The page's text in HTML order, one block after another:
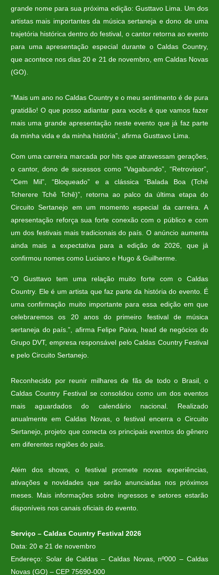
grande nome para sua próxima edição: Gusttavo Lima. Um dos
artistas mais importantes da música sertaneja e dono de uma
trajetória histórica dentro do festival, o cantor retorna ao evento
para uma apresentação especial durante o Caldas Country,
que acontece nos dias 20 e 21 de novembro, em Caldas Novas
(GO).
“Mais um ano no Caldas Country e o meu sentimento é de pura
gratidão! O que posso adiantar para vocês é que vamos fazer
mais uma grande apresentação neste evento que já faz parte
da minha vida e da minha história”, afirma Gusttavo Lima.
Com uma carreira marcada por hits que atravessam gerações,
o cantor, dono de sucessos como “Vagabundo”, “Retrovisor”,
“Cem Mil”, “Bloqueado” e a clássica “Balada Boa (Tchê
Tcherere Tchê Tchê)”, retorna ao palco da última etapa do
Circuito Sertanejo em um momento especial da carreira. A
apresentação reforça sua forte conexão com o público e com
um dos festivais mais tradicionais do país. O anúncio aumenta
ainda mais a expectativa para a edição de 2026, que já
confirmou nomes como Luciano e Hugo & Guilherme.
“O Gusttavo tem uma relação muito forte com o Caldas
Country. Ele é um artista que faz parte da história do evento. É
uma confirmação muito importante para essa edição em que
celebraremos os 20 anos do primeiro festival de música
sertaneja do país.”, afirma Felipe Paiva, head de negócios do
Grupo DVT, empresa responsável pelo Caldas Country Festival
e pelo Circuito Sertanejo.
Reconhecido por reunir milhares de fãs de todo o Brasil, o
Caldas Country Festival se consolidou como um dos eventos
mais aguardados do calendário nacional. Realizado
anualmente em Caldas Novas, o festival encerra o Circuito
Sertanejo, projeto que conecta os principais eventos do gênero
em diferentes regiões do país.
Além dos shows, o festival promete novas experiências,
ativações e novidades que serão anunciadas nos próximos
meses. Mais informações sobre ingressos e setores estarão
disponíveis nos canais oficiais do evento.
Serviço – Caldas Country Festival 2026
Data: 20 e 21 de novembro
Endereço: Solar de Caldas – Caldas Novas, nº000 – Caldas
Novas (GO) – CEP 75690-000